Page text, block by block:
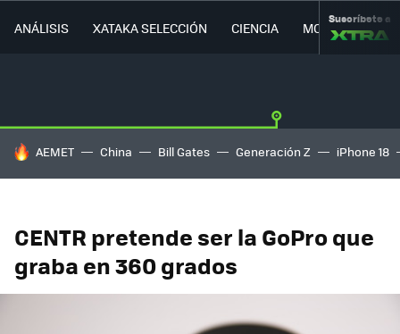
ANÁLISIS XATAKA SELECCIÓN CIENCIA MOVILIDAD
Suscríbete a
HOY SE HABLA DE
AEMET China Bill Gates Generación Z iPhone 18
CENTR pretende ser la GoPro que
graba en 360 grados